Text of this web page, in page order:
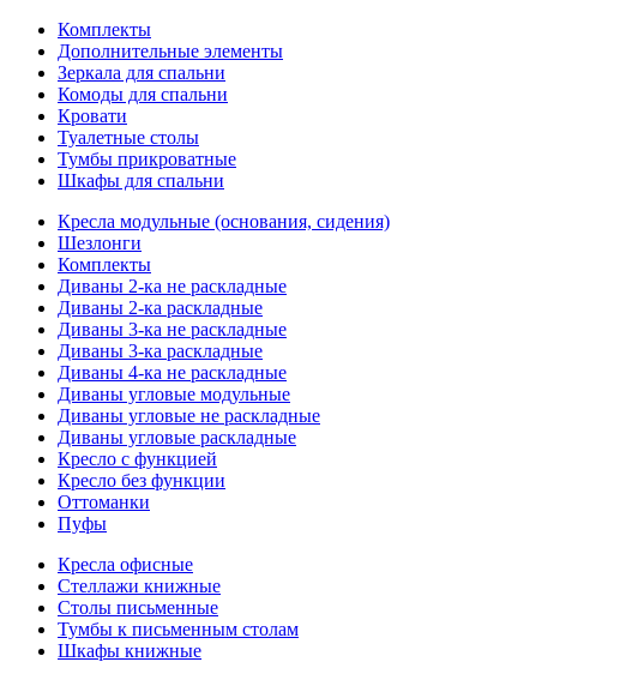
Комплекты
Дополнительные элементы
Зеркала для спальни
Комоды для спальни
Кровати
Туалетные столы
Тумбы прикроватные
Шкафы для спальни
Кресла модульные (основания, сидения)
Шезлонги
Комплекты
Диваны 2-ка не раскладные
Диваны 2-ка раскладные
Диваны 3-ка не раскладные
Диваны 3-ка раскладные
Диваны 4-ка не раскладные
Диваны угловые модульные
Диваны угловые не раскладные
Диваны угловые раскладные
Кресло с функцией
Кресло без функции
Оттоманки
Пуфы
Кресла офисные
Стеллажи книжные
Столы письменные
Тумбы к письменным столам
Шкафы книжные